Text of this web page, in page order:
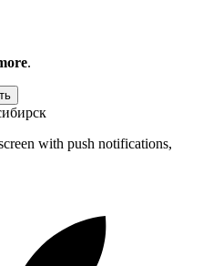
.
with push notifications,